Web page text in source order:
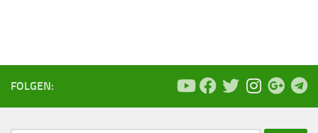
FOLGEN: